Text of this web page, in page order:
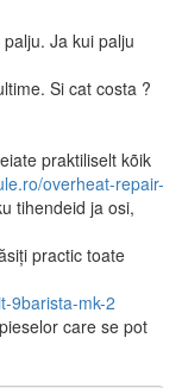
Ja kui palju
Si cat costa ?
praktiliselt kõik
overheat-repair-
tihendeid ja osi,
practic toate
9barista-mk-2
care se pot